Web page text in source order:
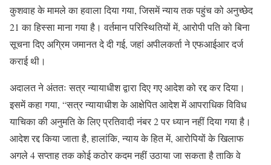
कुशवाह के मामले का हवाला दिया गया, जिसमें न्याय तक पहुंच को अनुच्छेद
21 का हिस्सा माना गया है। वर्तमान परिस्थितियों में, आरोपी पति को बिना
सूचना दिए अग्रिम जमानत दे दी गई, जहां अपीलकर्ता ने एफआईआर दर्ज
कराई थी।
अदालत ने अंततः सत्र न्यायाधीश द्वारा दिए गए आदेश को रद्द कर दिया।
इसमें कहा गया, “सत्र न्यायाधीश के आक्षेपित आदेश में आपराधिक विविध
याचिका की अनुमति के लिए प्रतिवादी नंबर 2 पर ध्यान नहीं दिया गया है।
आदेश रद्द किया जाता है, हालांकि, न्याय के हित में, आरोपियों के खिलाफ
अगले 4 सप्ताह तक कोई कठोर कदम नहीं उठाया जा सकता है ताकि वे